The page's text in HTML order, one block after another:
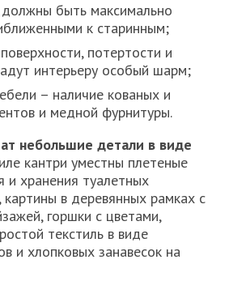
быть максимально
к старинным;
потертости и
интерьеру особый шарм;
– наличие кованых и
и медной фурнитуры.
небольшие детали в виде
кантри уместны плетеные
и хранения туалетных
в деревянных рамках с
горшки с цветами,
текстиль в виде
и хлопковых занавесок на